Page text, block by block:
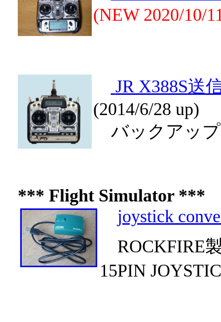
(NEW 2020/10/
JR X388S送
(2014/6/28 up)
バックアップ
*** Flight Simulator ***
joystick
ROCKFIRE
15PIN